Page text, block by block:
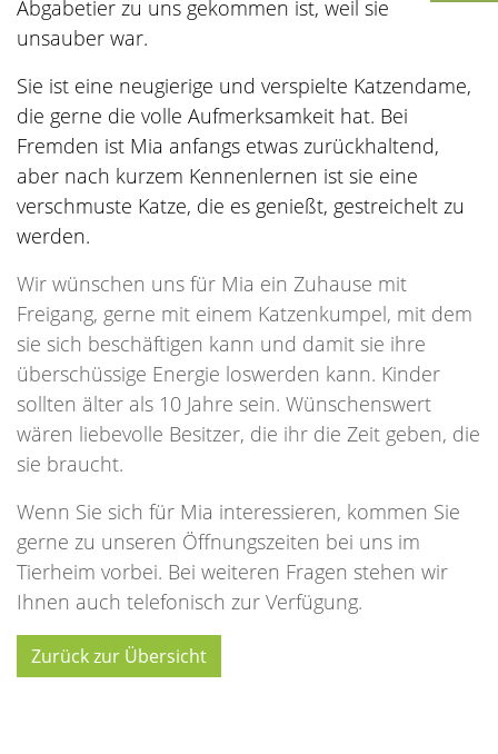
Abgabetier zu uns gekommen ist, weil sie
unsauber war.
Sie ist eine neugierige und verspielte Katzendame,
die gerne die volle Aufmerksamkeit hat. Bei
Fremden ist Mia anfangs etwas zurückhaltend,
aber nach kurzem Kennenlernen ist sie eine
verschmuste Katze, die es genießt, gestreichelt zu
werden.
Wir wünschen uns für Mia ein Zuhause mit
Freigang, gerne mit einem Katzenkumpel, mit dem
sie sich beschäftigen kann und damit sie ihre
überschüssige Energie loswerden kann. Kinder
sollten älter als 10 Jahre sein. Wünschenswert
wären liebevolle Besitzer, die ihr die Zeit geben, die
sie braucht.
Wenn Sie sich für Mia interessieren, kommen Sie
gerne zu unseren Öffnungszeiten bei uns im
Tierheim vorbei. Bei weiteren Fragen stehen wir
Ihnen auch telefonisch zur Verfügung.
Zurück zur Übersicht